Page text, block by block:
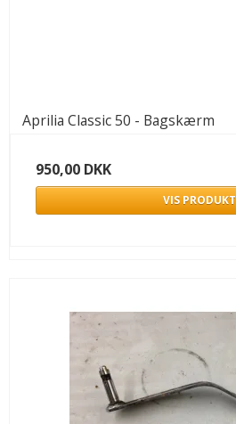
Aprilia Classic 50 - Bagskærm
950,00 DKK
VIS PRODUKT